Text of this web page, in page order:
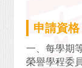
申請資格
一、每學期
榮譽學程委